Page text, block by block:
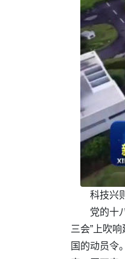
科技兴
党的十
三会”上吹
国的动员令